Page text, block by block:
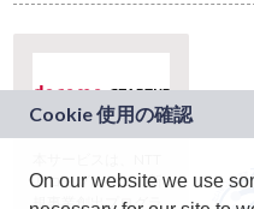
ドコモグループの新
規事業創出プログラ
On our website we use